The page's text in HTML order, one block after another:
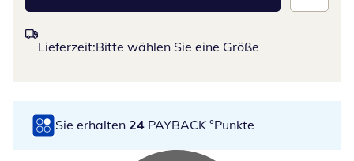
Lieferzeit:Bitte wählen Sie eine Größe
Sie erhalten 24 PAYBACK °Punkte